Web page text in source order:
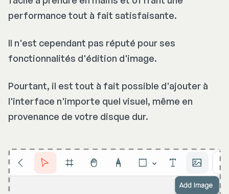
performance tout à fait satisfaisante.
Il n'est cependant pas réputé pour ses
fonctionnalités d'édition d'image.
Pourtant, il est tout à fait possible d'ajouter à
l'interface n'importe quel visuel, même en
provenance de votre disque dur.